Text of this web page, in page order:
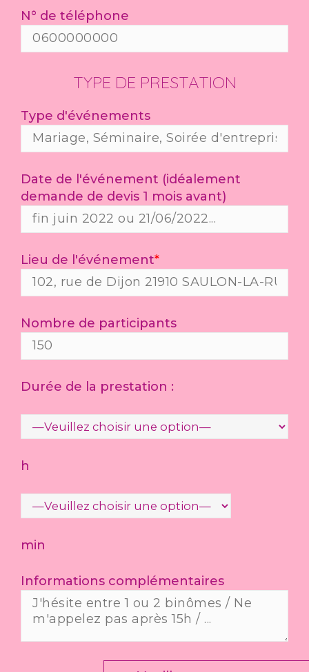
N° de téléphone
TYPE DE PRESTATION
Type d'événements
Date de l'événement (idéalement
demande de devis 1 mois avant)
Lieu de l'événement*
Nombre de participants
Durée de la prestation :
h
min
Informations complémentaires